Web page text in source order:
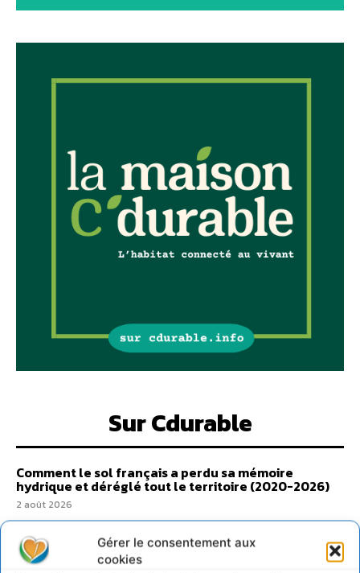
Gérer le consentement aux
cookies
Sur Cdurable
Comment le sol français a perdu sa mémoire
hydrique et déréglé tout le territoire (2020-2026)
2 août 2026
non humaines avec les communs de Zoepolis
30 juillet 2026